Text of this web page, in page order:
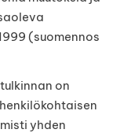
(suomennos
on
yhden